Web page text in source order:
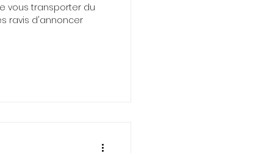
vous transporter du
ravis d'annoncer